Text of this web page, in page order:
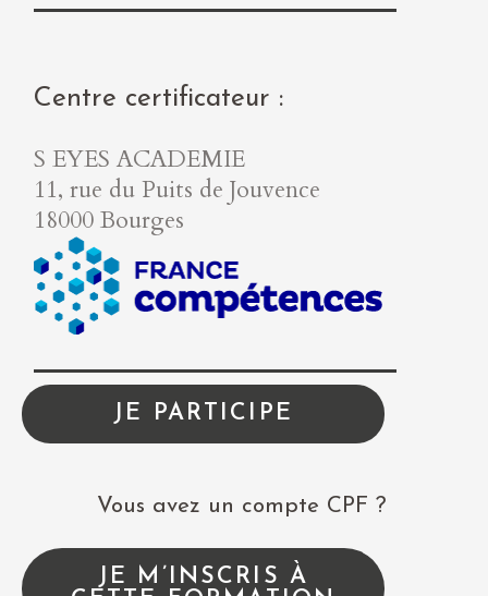
Centre certificateur :
S EYES ACADEMIE
11, rue du Puits de Jouvence
18000 Bourges
JE PARTICIPE
Vous avez un compte CPF ?
JE M’INSCRIS À